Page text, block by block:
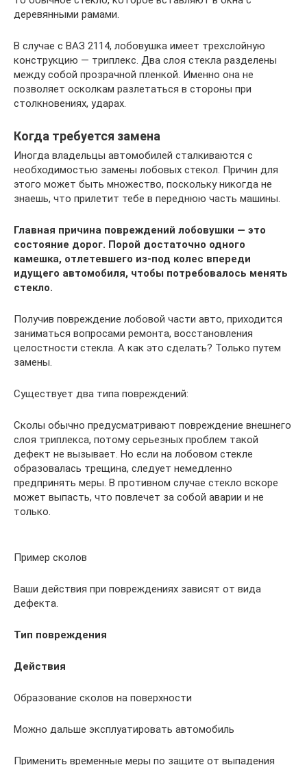
деревянными рамами.
В случае с ВАЗ 2114, лобовушка имеет трехслойную
конструкцию — триплекс. Два слоя стекла разделены
между собой прозрачной пленкой. Именно она не
позволяет осколкам разлетаться в стороны при
столкновениях, ударах.
Когда требуется замена
Иногда владельцы автомобилей сталкиваются с
необходимостью замены лобовых стекол. Причин для
этого может быть множество, поскольку никогда не
знаешь, что прилетит тебе в переднюю часть машины.
Главная причина повреждений лобовушки — это
состояние дорог. Порой достаточно одного
камешка, отлетевшего из-под колес впереди
идущего автомобиля, чтобы потребовалось менять
стекло.
Получив повреждение лобовой части авто, приходится
заниматься вопросами ремонта, восстановления
целостности стекла. А как это сделать? Только путем
замены.
Существует два типа повреждений:
Сколы обычно предусматривают повреждение внешнего
слоя триплекса, потому серьезных проблем такой
дефект не вызывает. Но если на лобовом стекле
образовалась трещина, следует немедленно
предпринять меры. В противном случае стекло вскоре
может выпасть, что повлечет за собой аварии и не
только.
Пример сколов
Ваши действия при повреждениях зависят от вида
дефекта.
Тип повреждения
Действия
Образование сколов на поверхности
Можно дальше эксплуатировать автомобиль
Применить временные меры по защите от выпадения